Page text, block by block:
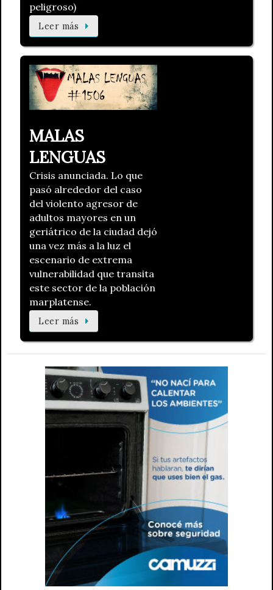
peligroso)
Leer más
MALAS
LENGUAS
Crisis anunciada. Lo que
pasó alrededor del caso
del violento agresor de
adultos mayores en un
geriátrico de la ciudad dejó
una vez más a la luz el
escenario de extrema
vulnerabilidad que transita
este sector de la población
marplatense.
Leer más